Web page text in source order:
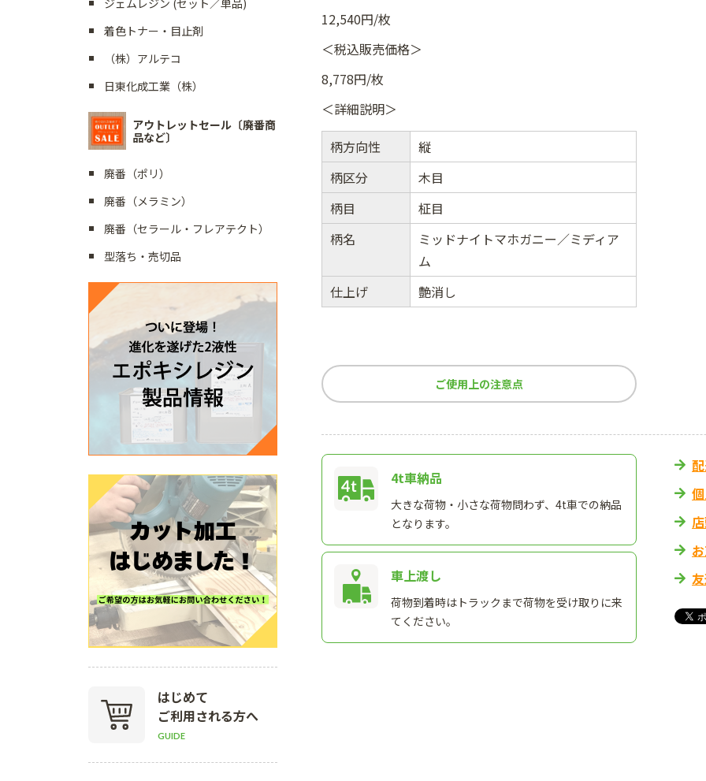
12,540円/枚
＜税込販売価格＞
8,778円/枚
＜詳細説明＞
柄方向性
縦
柄区分
木目
柄目
柾目
柄名
ミッドナイトマホガニー／ミディア
ム
仕上げ
艶消し
ご使用上の注意点
4t車納品
大きな荷物・小さな荷物問わず、4t車での納品
となります。
車上渡し
荷物到着時はトラックまで荷物を受け取りに来
てください。
ジェムレジン (セット／単品)
着色トナー・目止剤
（株）アルテコ
日東化成工業（株）
アウトレットセール〔廃番商
品など〕
廃番（ポリ）
廃番（メラミン）
廃番（セラール・フレアテクト）
型落ち・売切品
はじめて
ご利用される方へ
GUIDE